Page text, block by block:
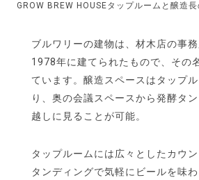
GROW BREW HOUSEタップルームと醸造
ブルワリーの建物は、材木店の事
1978年に建てられたもので、その
ています。醸造スペースはタップ
り、奥の会議スペースから発酵タ
越しに見ることが可能。
タップルームには広々としたカウ
タンディングで気軽にビールを味